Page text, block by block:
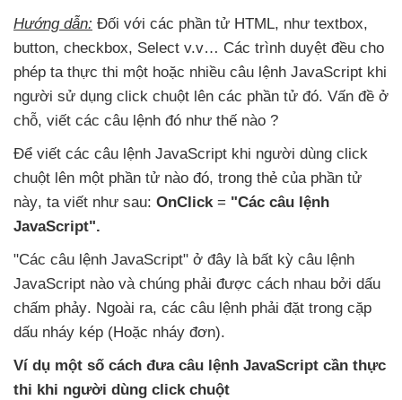
Hướng dẫn: Đối với các phần tử HTML, như textbox,
button, checkbox, Select v.v… Các trình duyệt đều cho
phép ta thực thi một hoặc nhiều câu lệnh JavaScript khi
người sử dụng click chuột lên các phần tử đó. Vấn đề ở
chỗ, viết các câu lệnh đó như thế nào ?
Để viết các câu lệnh JavaScript khi người dùng click
chuột lên một phần tử nào đó, trong thẻ của phần tử
này, ta viết như sau: OnClick= "Các câu lệnh
JavaScript".
"Các câu lệnh JavaScript" ở đây là bất kỳ câu lệnh
JavaScript nào và chúng phải được cách nhau bởi dấu
chấm phảy. Ngoài ra, các câu lệnh phải đặt trong cặp
dấu nháy kép (Hoặc nháy đơn).
Ví dụ một số cách đưa câu lệnh JavaScript cần thực
thi khi người dùng click chuột